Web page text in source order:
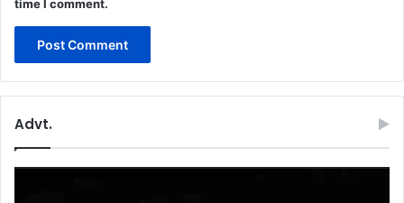
time I comment.
Advt.